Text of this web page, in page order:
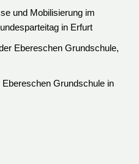
und Mobilisierung im
in Erfurt
Ebereschen Grundschule,
Grundschule in